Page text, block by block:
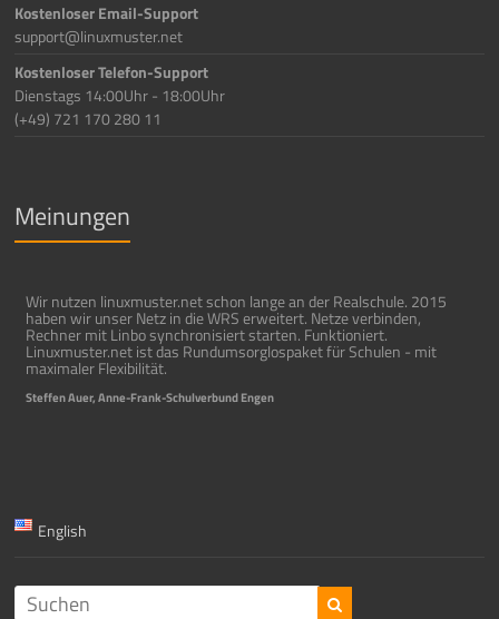
Kostenloser Email-Support
support@linuxmuster.net
Kostenloser Telefon-Support
Dienstags 14:00Uhr - 18:00Uhr
(+49) 721 170 280 11
Meinungen
Wir nutzen linuxmuster.net schon lange an der Realschule. 2015
haben wir unser Netz in die WRS erweitert. Netze verbinden,
Rechner mit Linbo synchronisiert starten. Funktioniert.
Linuxmuster.net ist das Rundumsorglospaket für Schulen - mit
maximaler Flexibilität.
Steffen Auer, Anne-Frank-Schulverbund Engen
English